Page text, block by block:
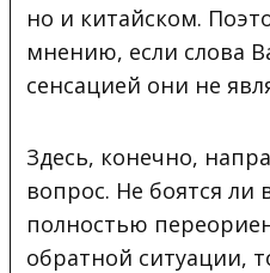
но и китайском.
мнению, если слова
сенсацией они не
Здесь, конечно,
вопрос. Не боятся
полностью
обратной ситуации,